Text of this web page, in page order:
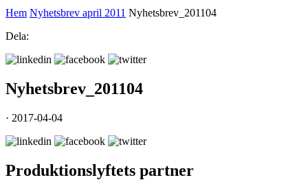
Hem Nyhetsbrev april 2011 Nyhetsbrev_201104
Dela:
Nyhetsbrev_201104
· 2017-04-04
Produktionslyftets partner